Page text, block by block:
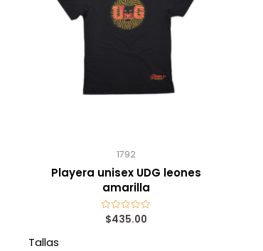
1792
Playera unisex UDG leones
amarilla
Valorado
con
$435.00
Tallas